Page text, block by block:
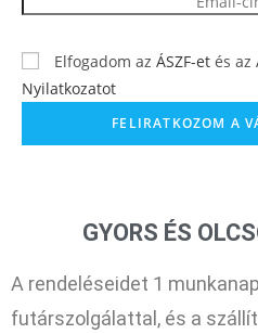
Elfogadom az ÁSZF-et és az
Nyilatkozatot
GYORS ÉS
A rendeléseidet 1
futárszolgálattal, és a